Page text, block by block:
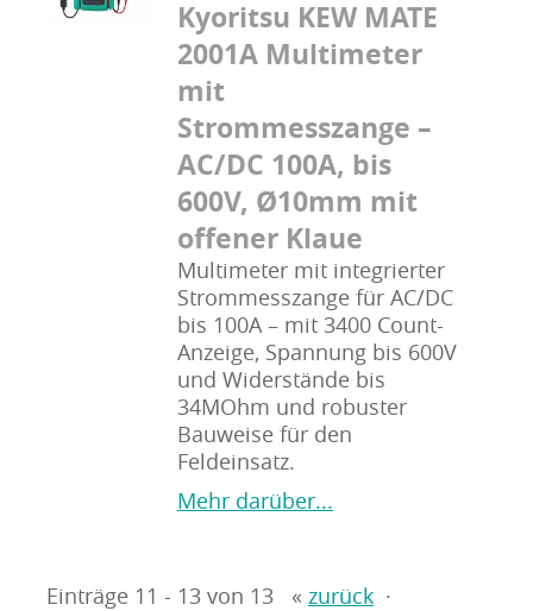
Kyoritsu KEW MATE
2001A Multimeter
mit
Strommesszange –
AC/DC 100A, bis
600V, Ø10mm mit
offener Klaue
Multimeter mit integrierter
Strommesszange für AC/DC
bis 100A – mit 3400 Count-
Anzeige, Spannung bis 600V
und Widerstände bis
34MOhm und robuster
Bauweise für den
Feldeinsatz.
Mehr darüber...
Einträge 11 - 13 von 13 « zurück·